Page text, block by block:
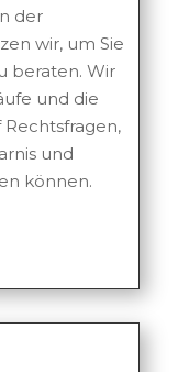
der
wir, um Sie
beraten. Wir
und die
und
können.